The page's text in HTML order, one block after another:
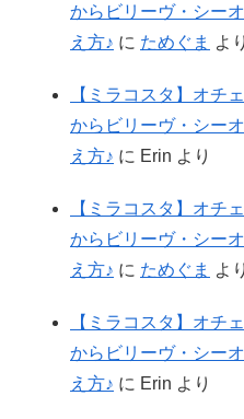
からビリーヴ・シー
え方♪ に ためぐま より
【ミラコスタ】オ
からビリーヴ・シー
え方♪ に Erin より
【ミラコスタ】オ
からビリーヴ・シー
え方♪ に ためぐま より
【ミラコスタ】オ
からビリーヴ・シー
え方♪ に Erin より